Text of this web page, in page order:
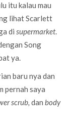
itu kalau mau
lihat Scarlett
di supermarket.
Song
ya.
baru nya dan
pernah saya
scrub, dan body